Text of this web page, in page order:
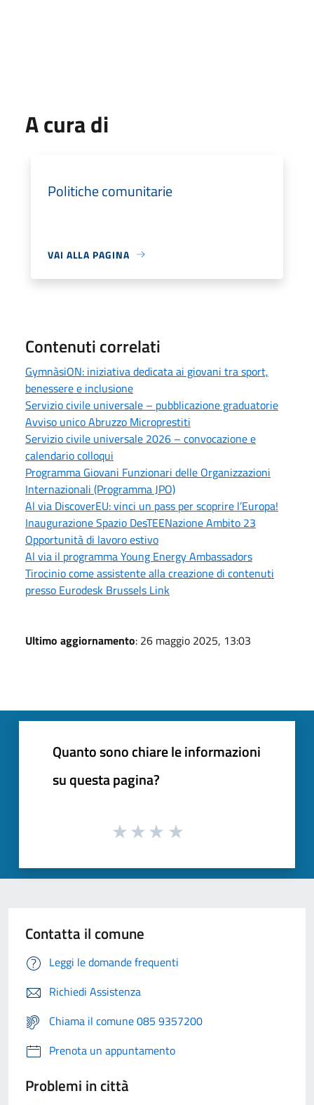
A cura di
Politiche comunitarie
VAI ALLA PAGINA
Contenuti correlati
GymnàsiON: iniziativa dedicata ai giovani tra sport,
benessere e inclusione
Servizio civile universale – pubblicazione graduatorie
Avviso unico Abruzzo Microprestiti
Servizio civile universale 2026 – convocazione e
calendario colloqui
Programma Giovani Funzionari delle Organizzazioni
Internazionali (Programma JPO)
Al via DiscoverEU: vinci un pass per scoprire l’Europa!
Inaugurazione Spazio DesTEENazione Ambito 23
Opportunità di lavoro estivo
Al via il programma Young Energy Ambassadors
Tirocinio come assistente alla creazione di contenuti
presso Eurodesk Brussels Link
Ultimo aggiornamento: 26 maggio 2025, 13:03
Quanto sono chiare le informazioni
su questa pagina?
Contatta il comune
Leggi le domande frequenti
Richiedi Assistenza
Chiama il comune 085 9357200
Prenota un appuntamento
Problemi in città